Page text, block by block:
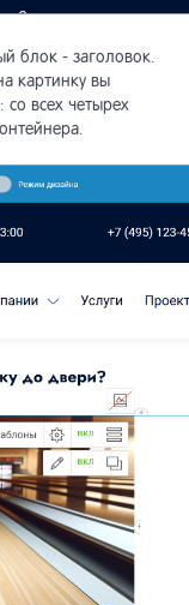
блок - заголовок.
картинку вы
всех четырех